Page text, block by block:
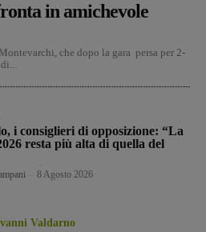
in amichevole
che dopo la gara persa per 2-
i consiglieri di opposizione: “La
resta più alta di quella del
8 Agosto 2026
Valdarno